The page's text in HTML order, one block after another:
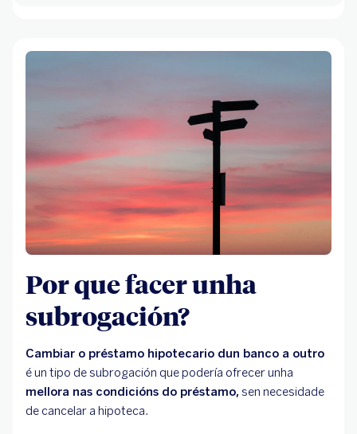
Por que facer unha
subrogación?
Cambiar o préstamo hipotecario dun banco a outro
é un tipo de subrogación que podería ofrecer unha
mellora nas condicións do préstamo,sen necesidade
de cancelar a hipoteca.